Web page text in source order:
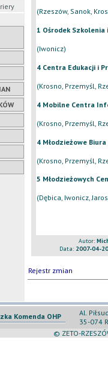
(Rzeszów, Sanok,
1 Ośrodek Szkolenia
(Iwonicz)
4 Centra Edukacji i
(Krosno, Przemyśl,
4 Mobilne Centra
(Krosno, Przemyśl,
4 Młodzieżowe Biura
(Krosno, Przemyśl,
5 Młodzieżowych
(Dębica, Iwonicz,
Autor:
Data: 2007-04-
Rejestr zmian
Komenda OHP
Al.
35-074
© ZETO-